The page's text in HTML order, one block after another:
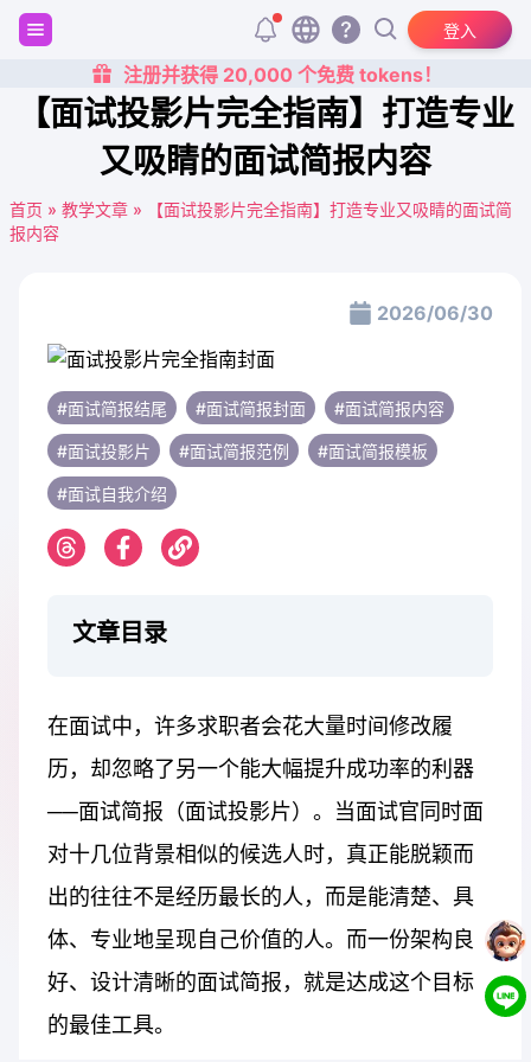
登入
注册并获得 20,000 个免费 tokens！
【面试投影片完全指南】打造专业
又吸睛的面试简报内容
首页 » 教学文章 »
【面试投影片完全指南】打造专业又吸睛的面试简
报内容
2026/06/30
#面试简报结尾 #面试简报封面 #面试简报内容
#面试投影片 #面试简报范例 #面试简报模板
#面试自我介绍
文章目录
在面试中，许多求职者会花大量时间修改履
历，却忽略了另一个能大幅提升成功率的利器
──面试简报（面试投影片）。当面试官同时面
对十几位背景相似的候选人时，真正能脱颖而
出的往往不是经历最长的人，而是能清楚、具
体、专业地呈现自己价值的人。而一份架构良
好、设计清晰的面试简报，就是达成这个目标
的最佳工具。